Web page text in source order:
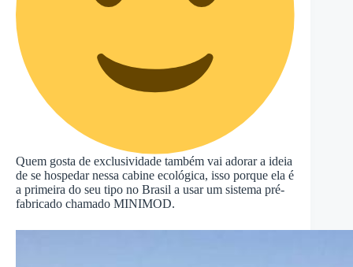
Quem gosta de exclusividade também vai adorar a ideia
de se hospedar nessa cabine ecológica, isso porque ela é
a primeira do seu tipo no Brasil a usar um sistema pré-
fabricado chamado MINIMOD.